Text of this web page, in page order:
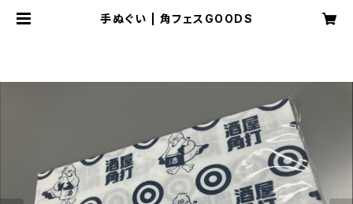
手ぬぐい | 角フェスGOODS